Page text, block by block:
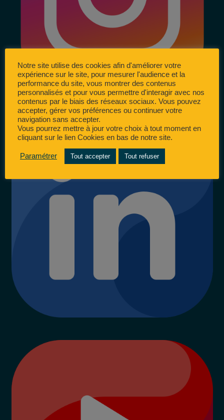
Notre site utilise des cookies afin d'améliorer votre
expérience sur le site, pour mesurer l'audience et la
performance du site, vous montrer des contenus
personnalisés et pour vous permettre d'interagir avec nos
contenus par le biais des réseaux sociaux. Vous pouvez
accepter, gérer vos préférences ou continuer votre
navigation sans accepter.
Vous pourrez mettre à jour votre choix à tout moment en
cliquant sur le lien Cookies en bas de notre site.
Paramétrer Tout accepter Tout refuser